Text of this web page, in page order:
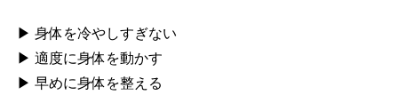
▶ 身体を冷やしすぎない
▶ 適度に身体を動かす
▶ 早めに身体を整える